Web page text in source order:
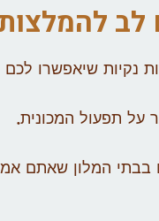
לב
המלון שאתם